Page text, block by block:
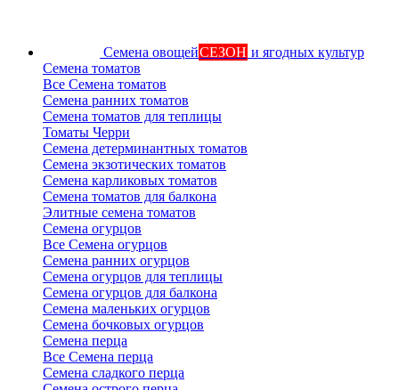
Семена овощейСЕЗОН и ягодных культур
Семена томатов
Все Семена томатов
Семена ранних томатов
Семена томатов для теплицы
Томаты Черри
Семена детерминантных томатов
Семена экзотических томатов
Семена карликовых томатов
Семена томатов для балкона
Элитные семена томатов
Семена огурцов
Все Семена огурцов
Семена ранних огурцов
Семена огурцов для теплицы
Семена огурцов для балкона
Семена маленьких огурцов
Семена бочковых огурцов
Семена перца
Все Семена перца
Семена сладкого перца